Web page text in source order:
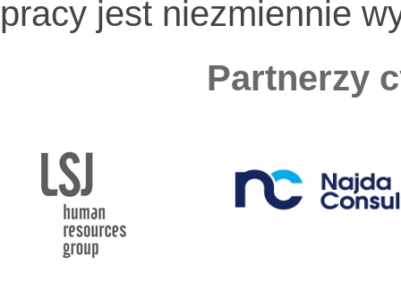
pracy jest niezmiennie
Partnerzy